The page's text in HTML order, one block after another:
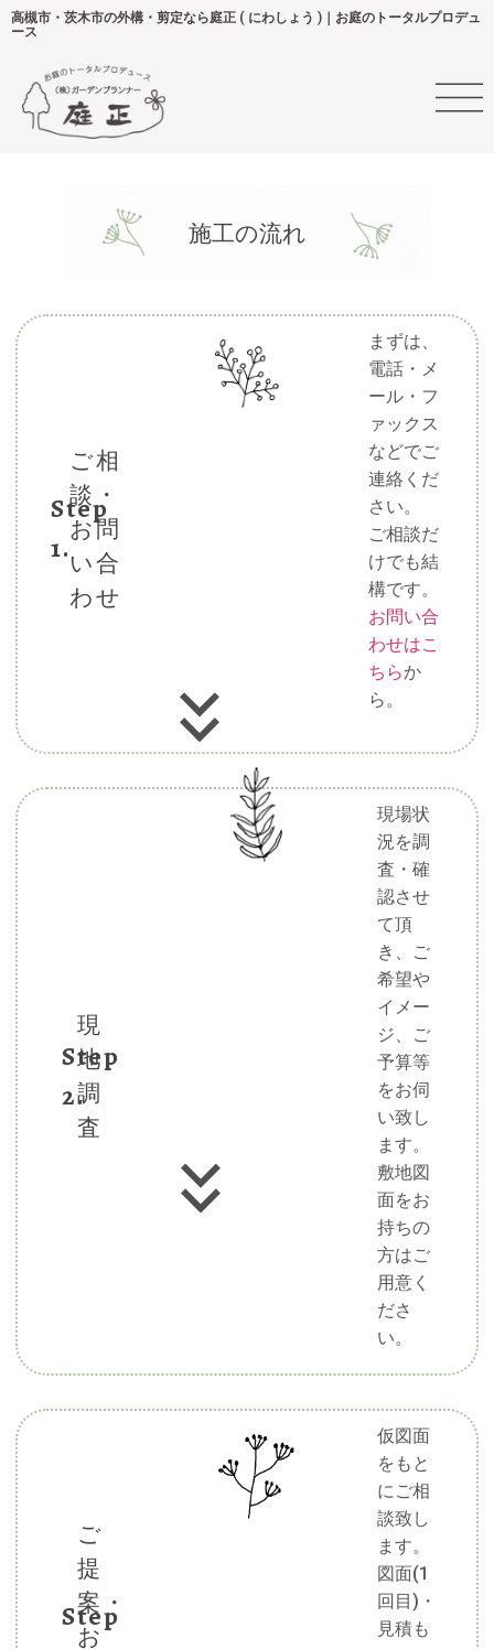
高槻市・茨木市の外構・剪定なら庭正 ( にわしょう )｜お庭のトータルプロデュ
ース
施工の流れ
Step
1.
ご相
談・
お問
い合
わせ
まずは、
電話・メ
ール・フ
ァックス
などでご
連絡くだ
さい。
ご相談だ
けでも結
構です。
お問い合
わせはこ
ちらか
ら。
Step
2.
現
地
調
査
現場状
況を調
査・確
認させ
て頂
き、ご
希望や
イメー
ジ、ご
予算等
をお伺
い致し
ます。
敷地図
面をお
持ちの
方はご
用意く
ださ
い。
Step
ご
提
案・
お
仮図面
をもと
にご相
談致し
ます。
図面(1
回目)・
見積も